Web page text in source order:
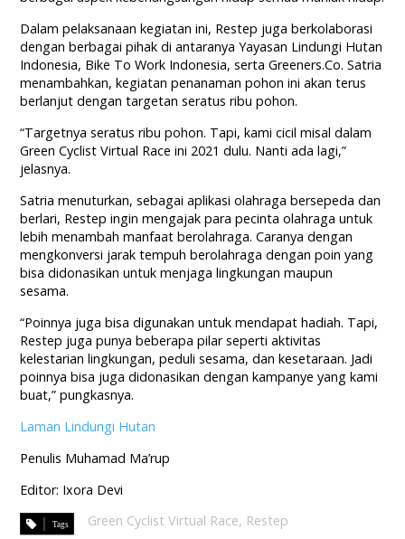
Dalam pelaksanaan kegiatan ini, Restep juga berkolaborasi
dengan berbagai pihak di antaranya Yayasan Lindungi Hutan
Indonesia, Bike To Work Indonesia, serta Greeners.Co. Satria
menambahkan, kegiatan penanaman pohon ini akan terus
berlanjut dengan targetan seratus ribu pohon.
“Targetnya seratus ribu pohon. Tapi, kami cicil misal dalam
Green Cyclist Virtual Race ini 2021 dulu. Nanti ada lagi,”
jelasnya.
Satria menuturkan, sebagai aplikasi olahraga bersepeda dan
berlari, Restep ingin mengajak para pecinta olahraga untuk
lebih menambah manfaat berolahraga. Caranya dengan
mengkonversi jarak tempuh berolahraga dengan poin yang
bisa didonasikan untuk menjaga lingkungan maupun
sesama.
“Poinnya juga bisa digunakan untuk mendapat hadiah. Tapi,
Restep juga punya beberapa pilar seperti aktivitas
kelestarian lingkungan, peduli sesama, dan kesetaraan. Jadi
poinnya bisa juga didonasikan dengan kampanye yang kami
buat,” pungkasnya.
Laman Lindungi Hutan
Penulis Muhamad Ma’rup
Editor: Ixora Devi
Green Cyclist Virtual Race, Restep